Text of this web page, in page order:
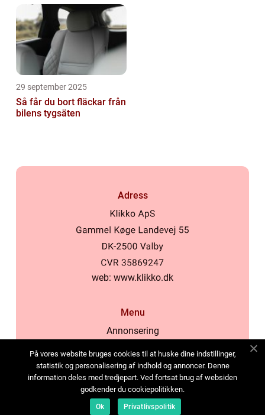
29 september 2025
Så får du bort fläckar från
bilens tygsäten
Adress
web: www.klikko.dk
Menu
Annonsering
Cookies
Kontakta oss
Sitemap
På vores website bruges cookies til at huske dine indstillinger,
statistik og personalisering af indhold og annoncer. Denne
information deles med tredjepart. Ved fortsat brug af websiden
godkender du cookiepolitikken.
Ok Privatlivspolitik